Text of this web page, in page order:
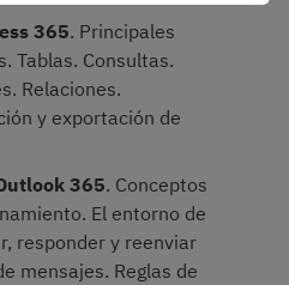
365. Principales
Tablas. Consultas.
Relaciones.
y exportación de
365. Conceptos
El entorno de
responder y reenviar
mensajes. Reglas de